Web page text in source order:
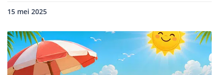
15 mei 2025